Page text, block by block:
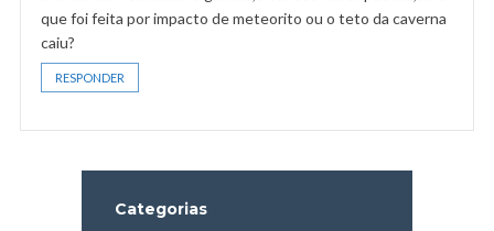
que foi feita por impacto de meteorito ou o teto da caverna
caiu?
RESPONDER
Categorias